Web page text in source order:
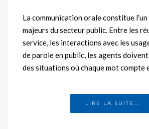
La communication orale constitue l’un
majeurs du secteur public. Entre les
service, les interactions avec les
de parole en public, les agents
des situations où chaque mot compte
LIRE LA SUITE...